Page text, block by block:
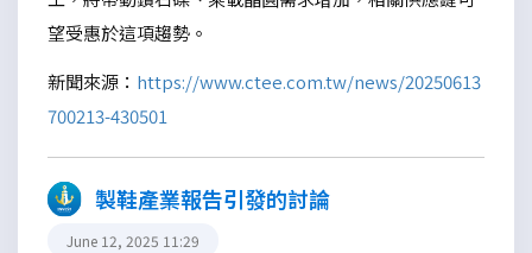
望受惠於這項趨勢。
新聞來源： https://www.ctee.com.tw/news/20250613
700213-430501
製鞋產業報告引發的討論
June 12, 2025 11:29